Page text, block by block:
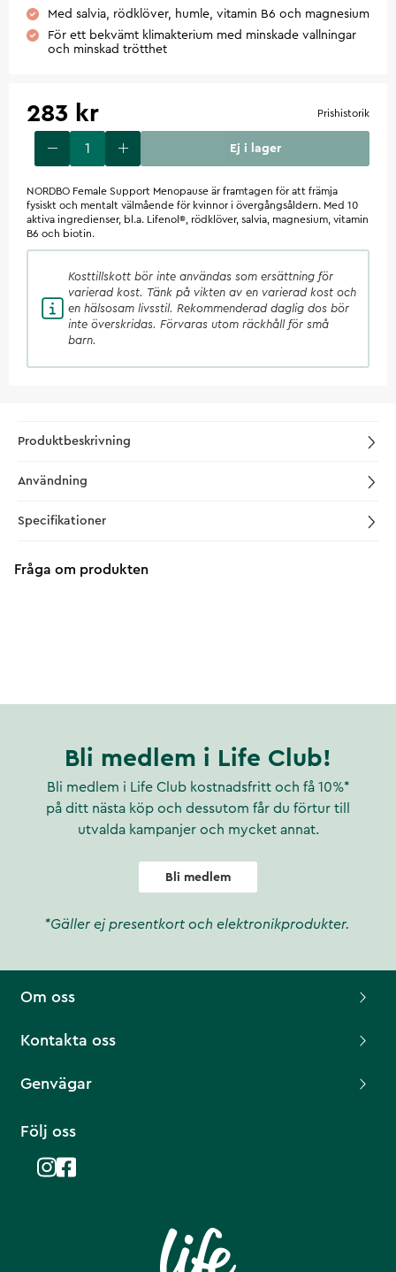
Med salvia, rödklöver, humle, vitamin B6 och magnesium
För ett bekvämt klimakterium med minskade vallningar
och minskad trötthet
283 kr Prishistorik
Ej i lager
NORDBO Female Support Menopause är framtagen för att främja
fysiskt och mentalt välmående för kvinnor i övergångsåldern. Med 10
aktiva ingredienser, bl.a. Lifenol®, rödklöver, salvia, magnesium, vitamin
B6 och biotin.
Kosttillskott bör inte användas som ersättning för
varierad kost. Tänk på vikten av en varierad kost och
en hälsosam livsstil. Rekommenderad daglig dos bör
inte överskridas. Förvaras utom räckhåll för små
barn.
Produktbeskrivning
Användning
Specifikationer
Fråga om produkten
Bli medlem i Life Club!
Bli medlem i Life Club kostnadsfritt och få 10%*
på ditt nästa köp och dessutom får du förtur till
utvalda kampanjer och mycket annat.
Bli medlem
*Gäller ej presentkort och elektronikprodukter.
Om oss
Kontakta oss
Genvägar
Följ oss